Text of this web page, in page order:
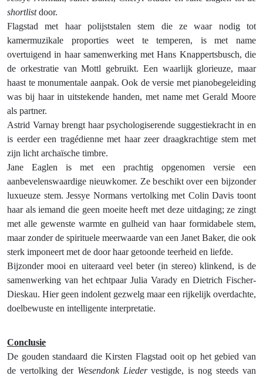
shortlistdoor.
Flagstad met haar polijststalen stem die ze waar nodig tot
kamermuzikale proporties weet te temperen, is met name
overtuigend in haar samenwerking met Hans Knappertsbusch, die
de orkestratie van Mottl gebruikt. Een waarlijk glorieuze, maar
haast te monumentale aanpak. Ook de versie met pianobegeleiding
was bij haar in uitstekende handen, met name met Gerald Moore
als partner.
Astrid Varnay brengt haar psychologiserende suggestiekracht in en
is eerder een tragédienne met haar zeer draagkrachtige stem met
zijn licht archaïsche timbre.
Jane Eaglen is met een prachtig opgenomen versie een
aanbevelenswaardige nieuwkomer. Ze beschikt over een bijzonder
luxueuze stem. Jessye Normans vertolking met Colin Davis toont
haar als iemand die geen moeite heeft met deze uitdaging; ze zingt
met alle gewenste warmte en gulheid van haar formidabele stem,
maar zonder de spirituele meerwaarde van een Janet Baker, die ook
sterk imponeert met de door haar getoonde teerheid en liefde.
Bijzonder mooi en uiteraard veel beter (in stereo) klinkend, is de
samenwerking van het echtpaar Julia Varady en Dietrich Fischer-
Dieskau. Hier geen indolent gezwelg maar een rijkelijk overdachte,
doelbewuste en intelligente interpretatie.
Conclusie
De gouden standaard die Kirsten Flagstad ooit op het gebied van
de vertolking der Wesendonk Liedervestigde, is nog steeds van